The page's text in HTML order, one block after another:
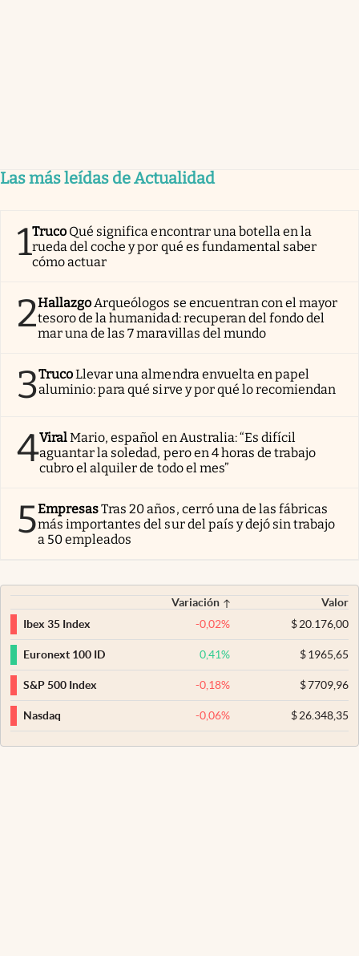
Las más leídas de Actualidad
1Truco Qué significa encontrar una botella en la
rueda del coche y por qué es fundamental saber
cómo actuar
2Hallazgo Arqueólogos se encuentran con el mayor
tesoro de la humanidad: recuperan del fondo del
mar una de las 7 maravillas del mundo
3TrucoLlevar una almendra envuelta en papel
aluminio: para qué sirve y por qué lo recomiendan
4ViralMario, español en Australia: “Es difícil
aguantar la soledad, pero en 4 horas de trabajo
cubro el alquiler de todo el mes”
5EmpresasTras 20 años, cerró una de las fábricas
más importantes del sur del país y dejó sin trabajo
a 50 empleados
Variación
Valor
Ibex 35 Index
-0,02% $20.176,00
Euronext 100 ID 0,41% $1965,65
S&P 500 Index -0,18% $7709,96
Nasdaq -0,06% $26.348,35